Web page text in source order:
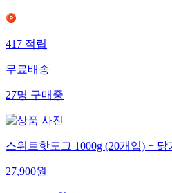
417적립
무료배송
27명구매중
스위트핫도그 1000g (20개입) +
27,900원